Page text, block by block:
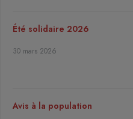
Été solidaire 2026
30 mars 2026
Avis à la population